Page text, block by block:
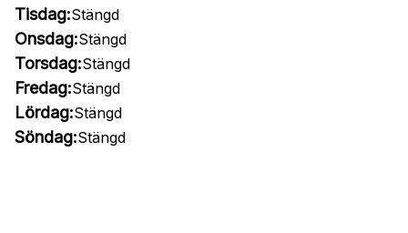
Tisdag:Stängd
Onsdag:Stängd
Torsdag:Stängd
Fredag:Stängd
Lördag:Stängd
Söndag:Stängd